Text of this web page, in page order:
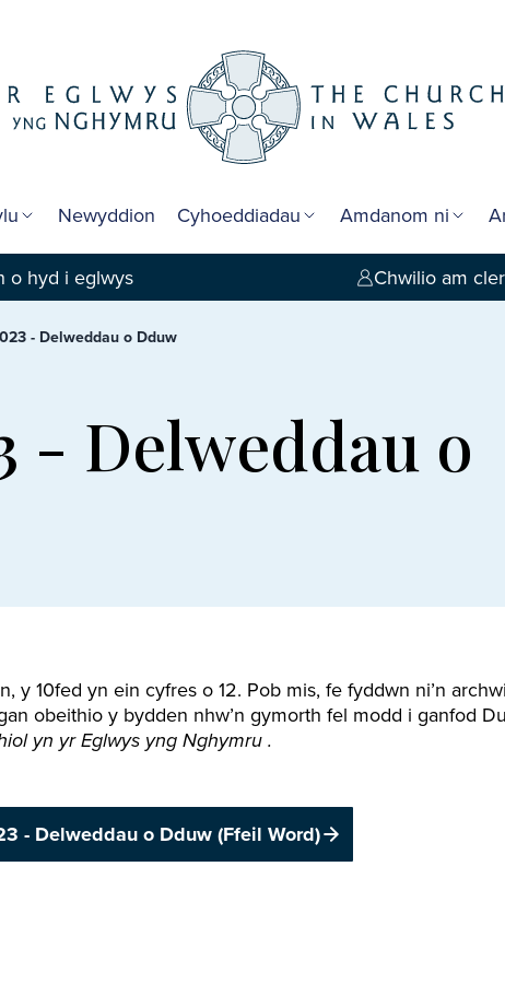
Newyddion Cyhoeddiadau Amdanom ni
o hyd i eglwys Chwilio am
- Delweddau o Dduw
- Delweddau o
y 10fed yn ein cyfres o 12. Pob mis, fe fyddwn ni’n
obeithio y bydden nhw’n gymorth fel modd i ganfod
yn yr Eglwys yng Nghymru .
- Delweddau o Dduw (Ffeil Word)